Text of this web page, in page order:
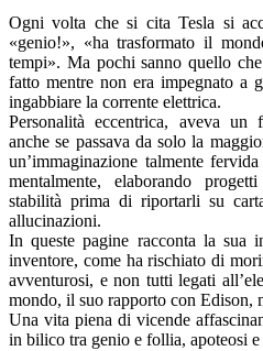
Ogni volta che si cita Tesla si
«genio!», «ha trasformato il
tempi». Ma pochi sanno quello
fatto mentre non era impegnato a
ingabbiare la corrente elettrica.
Personalità eccentrica, aveva un
anche se passava da solo la
un’immaginazione talmente
mentalmente, elaborando
stabilità prima di riportarli su
allucinazioni.
In queste pagine racconta la sua
inventore, come ha rischiato di
avventurosi, e non tutti legati
mondo, il suo rapporto con Edison,
Una vita piena di vicende
in bilico tra genio e follia, apoteosi